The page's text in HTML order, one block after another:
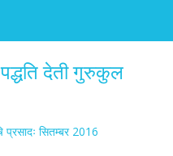
देती गुरुकुल
सितम्बर 2016